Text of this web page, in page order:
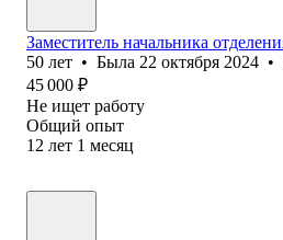
Заместитель начальника
50 лет • Была 22 октября 2024 •
45 000 ₽
Не ищет работу
Общий опыт
12 лет 1 месяц